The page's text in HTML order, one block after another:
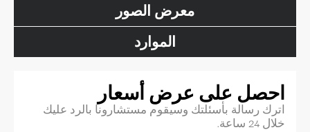
معرض الصور
الموارد
احصل على عرض أسعار
اترك رسالة بأسئلتك وسيقوم مستشارونا بالرد عليك
خلال 24 ساعة.